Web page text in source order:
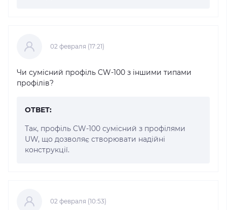
02 февраля (17:21)
Чи сумісний профіль CW-100 з іншими типами
профілів?
ОТВЕТ:
Так, профіль CW-100 сумісний з профілями
UW, що дозволяє створювати надійні
конструкції.
02 февраля (10:53)